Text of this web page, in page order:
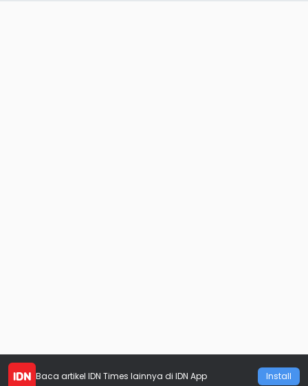
Baca artikel IDN Times lainnya di IDN App Install